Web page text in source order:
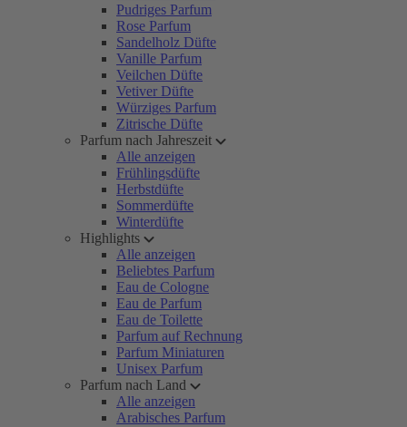
Pudriges Parfum
Rose Parfum
Sandelholz Düfte
Vanille Parfum
Veilchen Düfte
Vetiver Düfte
Würziges Parfum
Zitrische Düfte
Parfum nach Jahreszeit
Alle anzeigen
Frühlingsdüfte
Herbstdüfte
Sommerdüfte
Winterdüfte
Highlights
Alle anzeigen
Beliebtes Parfum
Eau de Cologne
Eau de Parfum
Eau de Toilette
Parfum auf Rechnung
Parfum Miniaturen
Unisex Parfum
Parfum nach Land
Alle anzeigen
Arabisches Parfum